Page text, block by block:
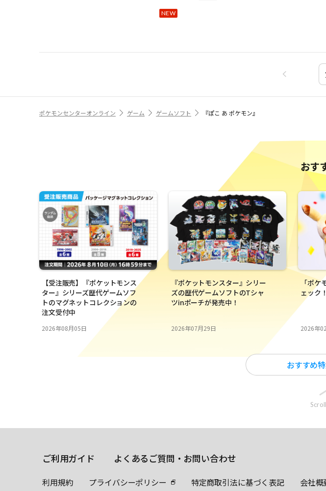
NEW
ポケモンセンターオンライン ゲーム ゲームソフト 『ぽこ あ ポケモン』
おす
【受注販売】『ポケットモンス
ター』シリーズ歴代ゲームソフ
トのマグネットコレクションの
注文受付中
2026年08月05日
『ポケットモンスター』シリー
ズの歴代ゲームソフトのTシャ
ツinポーチが発売中！
2026年07月29日
「ポ
ェック！
2026年
おすすめ
ご利用ガイド よくあるご質問・お問い合わせ
利用規約 プライバシーポリシー 特定商取引法に基づく表記 会社概